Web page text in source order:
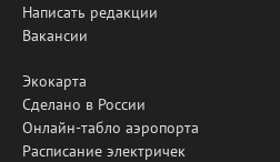
Написать редакции
Вакансии
Экокарта
Сделано в России
Онлайн-табло аэропорта
Расписание электричек